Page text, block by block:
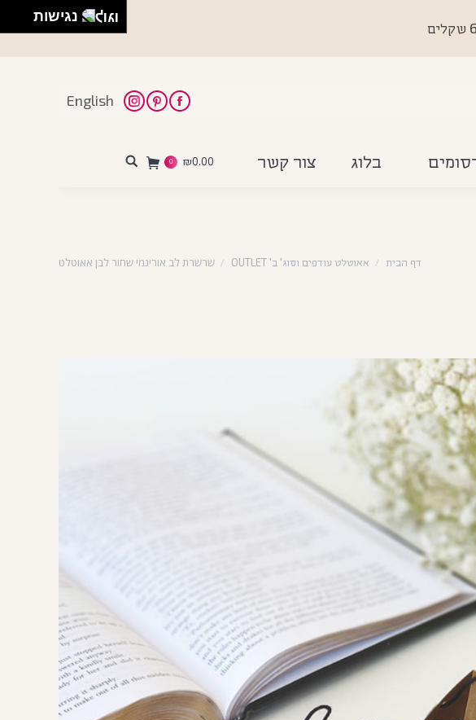
Facebook
Pinterest
Instagram
English
בלוג צור קשר ₪0.00
0
Search:
דף הבית אאוטלט עודפים וסוג' ב' OUTLET שרשרת לב אוריגמי שחור לבן אאוטלט
נגישות